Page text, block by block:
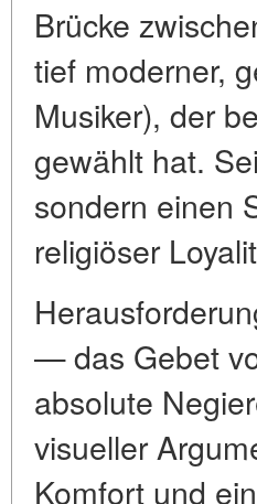
Brücke
tief moderner,
Musiker), der
gewählt hat.
sondern einen
religiöser
— das Gebet
absolute
visueller
Komfort und